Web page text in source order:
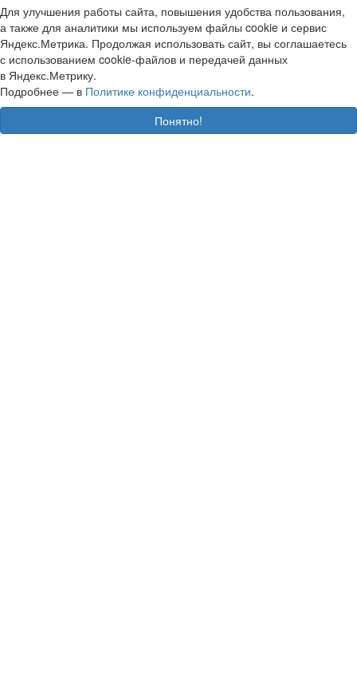
Для улучшения работы сайта, повышения удобства пользования,
а также для аналитики мы используем файлы cookie и сервис
Яндекс.Метрика. Продолжая использовать сайт, вы соглашаетесь
с использованием cookie-файлов и передачей данных
в Яндекс.Метрику.
Подробнее — в Политике конфиденциальности.
Понятно!